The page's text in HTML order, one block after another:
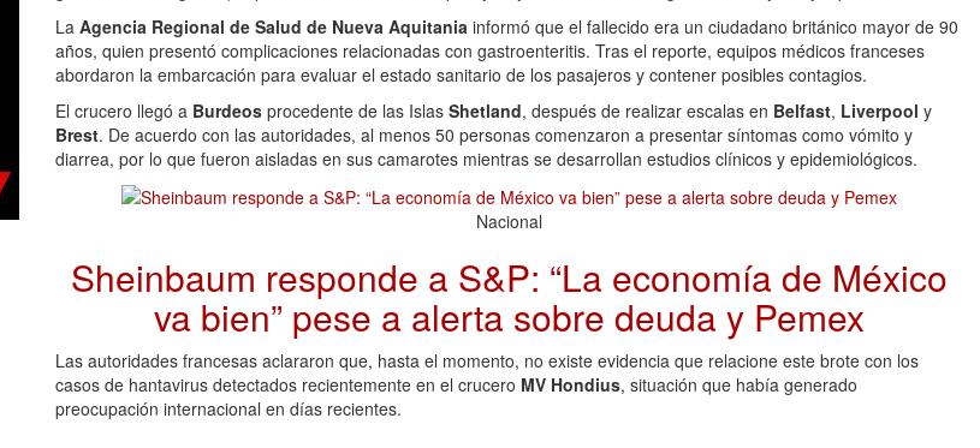
La Agencia Regional de Salud de Nueva Aquitania informó que el fallecido era un ciudadano británico mayor de 90
años, quien presentó complicaciones relacionadas con gastroenteritis. Tras el reporte, equipos médicos franceses
abordaron la embarcación para evaluar el estado sanitario de los pasajeros y contener posibles contagios.
El crucero llegó a Burdeos procedente de las Islas Shetland, después de realizar escalas en Belfast, Liverpool y
Brest. De acuerdo con las autoridades, al menos 50 personas comenzaron a presentar síntomas como vómito y
diarrea, por lo que fueron aisladas en sus camarotes mientras se desarrollan estudios clínicos y epidemiológicos.
Nacional
Sheinbaum responde a S&P: “La economía de México
va bien” pese a alerta sobre deuda y Pemex
Las autoridades francesas aclararon que, hasta el momento, no existe evidencia que relacione este brote con los
casos de hantavirus detectados recientemente en el crucero MV Hondius, situación que había generado
preocupación internacional en días recientes.